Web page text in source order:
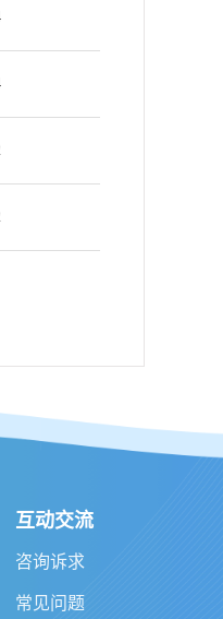
互动交流
咨询诉求
常见问题